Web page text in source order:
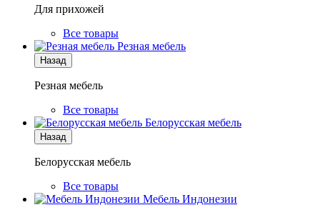
Для прихожей
Все товары
Резная мебель
Назад
Резная мебель
Все товары
Белорусская мебель
Назад
Белорусская мебель
Все товары
Мебель Индонезии